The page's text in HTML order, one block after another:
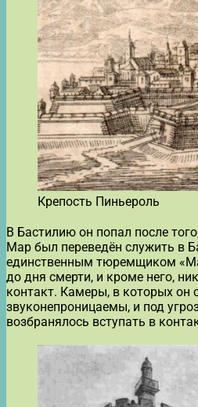
Крепость Пиньероль
В Бастилию он попал после
Мар был переведён служить в
единственным тюремщиком
до дня смерти, и кроме него,
контакт. Камеры, в которых он
звуконепроницаемы, и под
возбранялось вступать в